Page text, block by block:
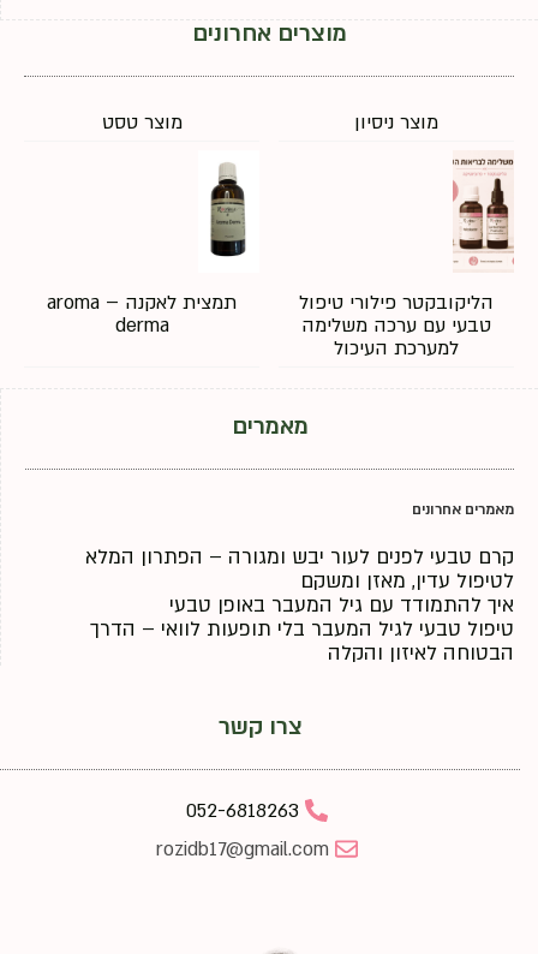
מוצרים אחרונים
מוצר ניסיון מוצר טסט
הליקובקטר פילורי טיפול
טבעי עם ערכה משלימה
למערכת העיכול
תמצית לאקנה – aroma
derma
מאמרים
מאמרים אחרונים
קרם טבעי לפנים לעור יבש ומגורה – הפתרון המלא
לטיפול עדין, מאזן ומשקם
איך להתמודד עם גיל המעבר באופן טבעי
טיפול טבעי לגיל המעבר בלי תופעות לוואי – הדרך
הבטוחה לאיזון והקלה
צרו קשר
052-6818263
rozidb17@gmail.com